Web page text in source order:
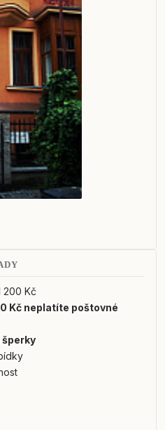
Kč
Kč neplatíte poštovné
šperky